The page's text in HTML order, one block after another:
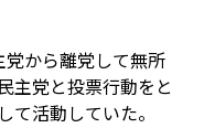
党から離党して無所
主党と投票行動をと
活動していた。